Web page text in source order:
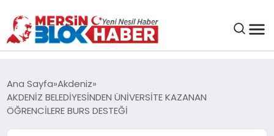
SAĞLIK
Ana Sayfa Akdeniz
AKDENİZ BELEDİYESİNDEN ÜNİVERSİTE KAZANAN
ÖĞRENCİLERE BURS DESTEĞİ